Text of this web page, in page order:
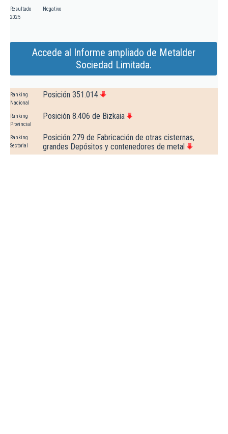
Resultado
2025
Negativo
Accede al Informe ampliado de Metalder
Sociedad Limitada.
Ranking
Nacional
Posición 351.014
Ranking
Provincial
Posición 8.406 de Bizkaia
Ranking
Sectorial
Posición 279 de Fabricación de otras cisternas,
grandes Depósitos y contenedores de metal